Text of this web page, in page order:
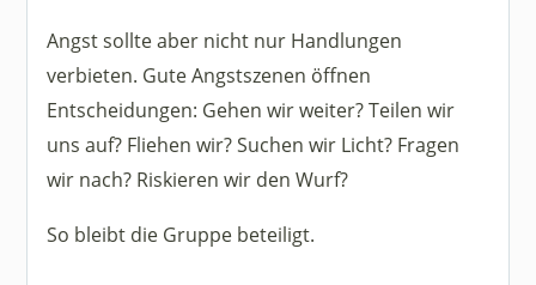
Angst sollte aber nicht nur Handlungen
verbieten. Gute Angstszenen öffnen
Entscheidungen: Gehen wir weiter? Teilen wir
uns auf? Fliehen wir? Suchen wir Licht? Fragen
wir nach? Riskieren wir den Wurf?
So bleibt die Gruppe beteiligt.